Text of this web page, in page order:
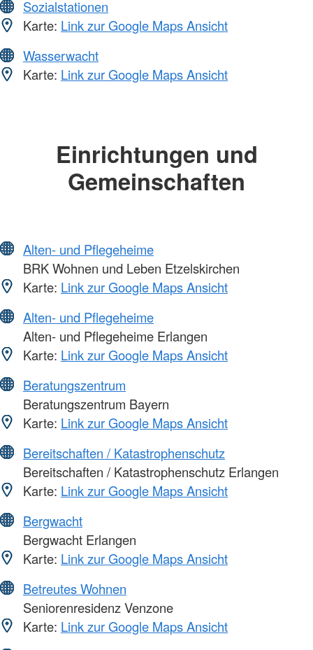
Sozialstationen
Karte: Link zur Google Maps Ansicht
Wasserwacht
Karte: Link zur Google Maps Ansicht
Einrichtungen und
Gemeinschaften
Alten- und Pflegeheime
BRK Wohnen und Leben Etzelskirchen
Karte: Link zur Google Maps Ansicht
Alten- und Pflegeheime
Alten- und Pflegeheime Erlangen
Karte: Link zur Google Maps Ansicht
Beratungszentrum
Beratungszentrum Bayern
Karte: Link zur Google Maps Ansicht
Bereitschaften / Katastrophenschutz
Bereitschaften / Katastrophenschutz Erlangen
Karte: Link zur Google Maps Ansicht
Bergwacht
Bergwacht Erlangen
Karte: Link zur Google Maps Ansicht
Betreutes Wohnen
Seniorenresidenz Venzone
Karte: Link zur Google Maps Ansicht